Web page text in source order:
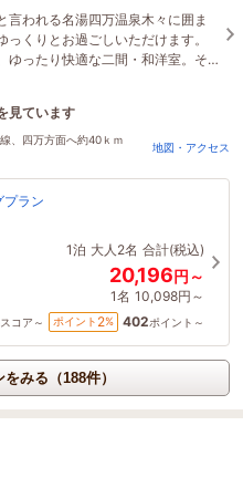
言われる名湯四万温泉木々に囲ま
っくりとお過ごしいただけます。
ゆったり快適な二間・和洋室。そ
万湖。四万ブルーが待っていま
されました
、四万方面へ約40ｋｍ
地図・アクセス
プラン
1泊 大人2名 合計(税込)
20,196円～
1名 10,098円～
スコア～ ポイント 2% 402ポイント～
みる（188件）